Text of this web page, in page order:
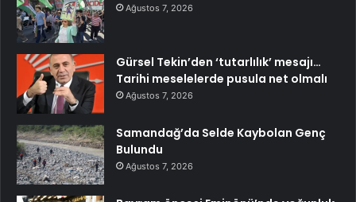
Ağustos 7, 2026
Gürsel Tekin’den ‘tutarlılık’ mesajı…
Tarihi meselelerde pusula net olmalı
Ağustos 7, 2026
Samandağ’da Selde Kaybolan Genç
Bulundu
Ağustos 7, 2026